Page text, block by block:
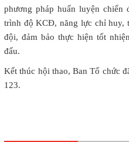
phương pháp huấn luyện chiến
trình độ KCĐ, năng lực chỉ huy,
đội, đảm bảo thực hiện tốt
đấu.
Kết thúc hội thao, Ban Tổ chức
123.